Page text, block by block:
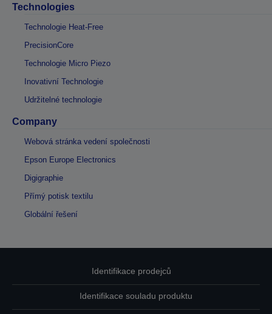
Technologies
Technologie Heat-Free
PrecisionCore
Technologie Micro Piezo
Inovativní Technologie
Udržitelné technologie
Company
Webová stránka vedení společnosti
Epson Europe Electronics
Digigraphie
Přímý potisk textilu
Globální řešení
Identifikace prodejců
Identifikace souladu produktu